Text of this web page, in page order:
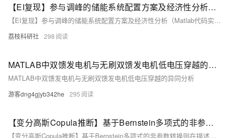
【EI复现】参与调峰的储能系统配置方案及经济性分析（Matlab代码实现）
【EI复现】参与调峰的储能系统配置方案及经济性分析（Matlab代码实现）
荔枝科研社 298
MATLAB中双馈发电机与无刷双馈发电机低电压穿越的异同分析
MATLAB中双馈发电机与无刷双馈发电机低电压穿越的异同分析
游客dng4gjyb342he 295
【变分高斯Copula推断】基于Bernstein多项式的非参数转换则在描述单变量边缘后验时提供了充分的灵活性（Matlab代码实现）
【变分高斯Copula推断】基于Bernstein多项式的非参数转换则在描述单变量边缘后验时提供了充分的灵活性（Matlab代码实现）